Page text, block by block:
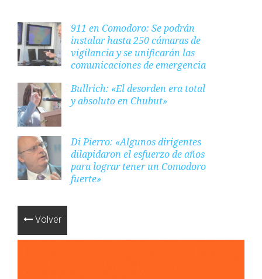
911 en Comodoro: Se podrán
instalar hasta 250 cámaras de
vigilancia y se unificarán las
comunicaciones de emergencia
Bullrich: «El desorden era total
y absoluto en Chubut»
Di Pierro: «Algunos dirigentes
dilapidaron el esfuerzo de años
para lograr tener un Comodoro
fuerte»
Volver